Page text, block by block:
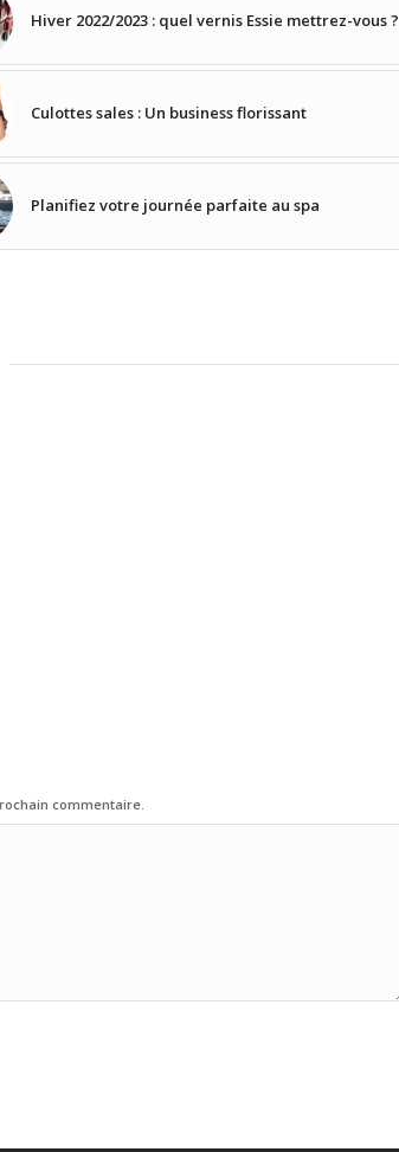
Hiver 2022/2023 : quel vernis Essie mettrez-vous ?
Culottes sales : Un business florissant
Planifiez votre journée parfaite au spa
commentaire.